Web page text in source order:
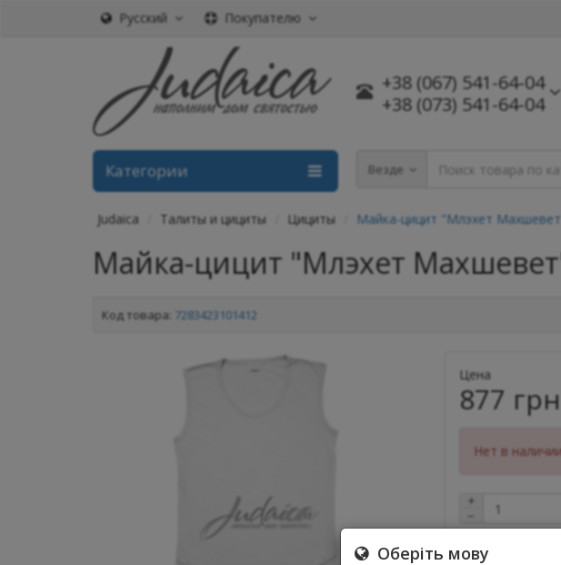
Русский Покупателю
+38 (067) 541-64-04
+38 (073) 541-64-04
Везде
Категории
Оберіть мову
Judaica Талиты и цициты Цициты Майка-цицит "Млэхет
Майка-цицит "Млэхет
Код товара: 7283423101412
Цена
877 грн
Нет в наличии
+
−